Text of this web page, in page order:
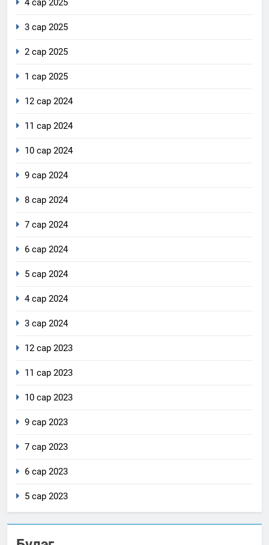
4 сар 2025
3 сар 2025
2 сар 2025
1 сар 2025
12 сар 2024
11 сар 2024
10 сар 2024
9 сар 2024
8 сар 2024
7 сар 2024
6 сар 2024
5 сар 2024
4 сар 2024
3 сар 2024
12 сар 2023
11 сар 2023
10 сар 2023
9 сар 2023
7 сар 2023
6 сар 2023
5 сар 2023